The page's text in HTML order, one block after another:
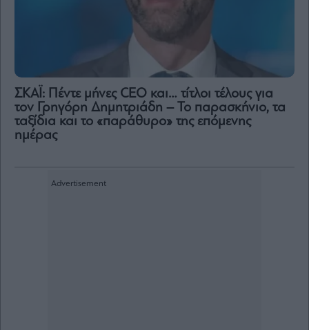
ΣΚΑΪ: Πέντε μήνες CEO και… τίτλοι τέλους για
τον Γρηγόρη Δημητριάδη – Το παρασκήνιο, τα
ταξίδια και το «παράθυρο» της επόμενης
ημέρας